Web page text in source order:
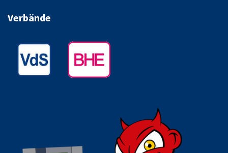
Verbände